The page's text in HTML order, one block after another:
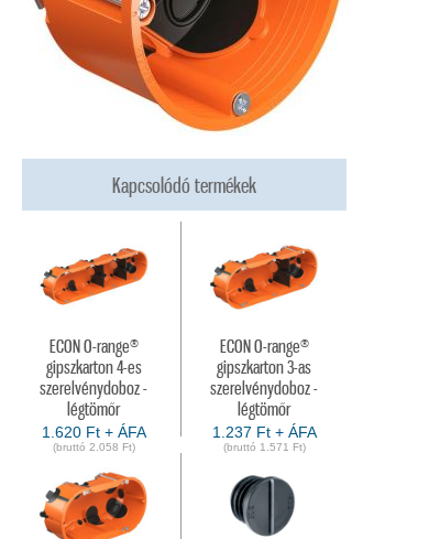
Kapcsolódó termékek
ECON O-range®
gipszkarton 4-es
szerelvénydoboz -
légtömőr
1.620 Ft + ÁFA
(bruttó 2.058 Ft)
ECON O-range®
gipszkarton 3-as
szerelvénydoboz -
légtömőr
1.237 Ft + ÁFA
(bruttó 1.571 Ft)